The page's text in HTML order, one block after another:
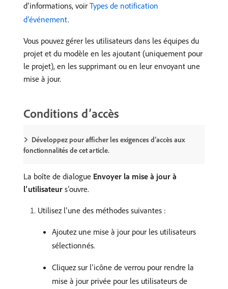
d’informations, voir Types de notification
d’événement.
Vous pouvez gérer les utilisateurs dans les équipes du
projet et du modèle en les ajoutant (uniquement pour
le projet), en les supprimant ou en leur envoyant une
mise à jour.
Conditions d’accès
Développez pour afficher les exigences d’accès aux
fonctionnalités de cet article.
La boîte de dialogue Envoyer la mise à jour à
l’utilisateur s’ouvre.
Utilisez l’une des méthodes suivantes :
Ajoutez une mise à jour pour les utilisateurs
sélectionnés.
Cliquez sur l’icône de verrou pour rendre la
mise à jour privée pour les utilisateurs de